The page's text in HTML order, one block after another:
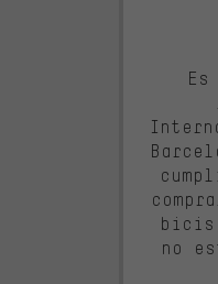
no